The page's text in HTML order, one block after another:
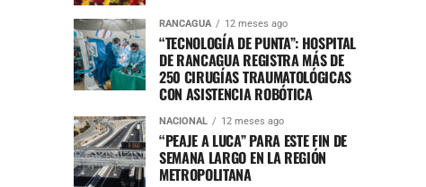
RANCAGUA 12 meses ago
“TECNOLOGÍA DE PUNTA”: HOSPITAL
DE RANCAGUA REGISTRA MÁS DE
250 CIRUGÍAS TRAUMATOLÓGICAS
CON ASISTENCIA ROBÓTICA
NACIONAL 12 meses ago
“PEAJE A LUCA” PARA ESTE FIN DE
SEMANA LARGO EN LA REGIÓN
METROPOLITANA